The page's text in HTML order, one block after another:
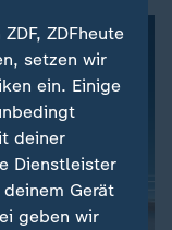
ZDFheute
setzen wir
ein. Einige
deiner
Dienstleister
Gerät
geben wir